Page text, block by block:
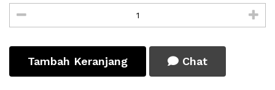
Tambah Keranjang Chat